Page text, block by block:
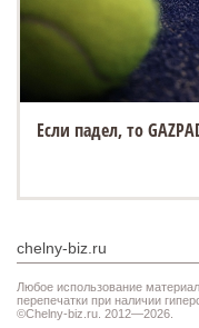
Если падел, то
chelny-biz.ru
Любое использование
перепечатки при наличии
©Chelny-biz.ru. 2012—2026.